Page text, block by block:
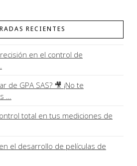
RECIENTES
en el control de
de GPA SAS? 🎥 ¡No te
…
total en tus mediciones de
el desarrollo de películas de